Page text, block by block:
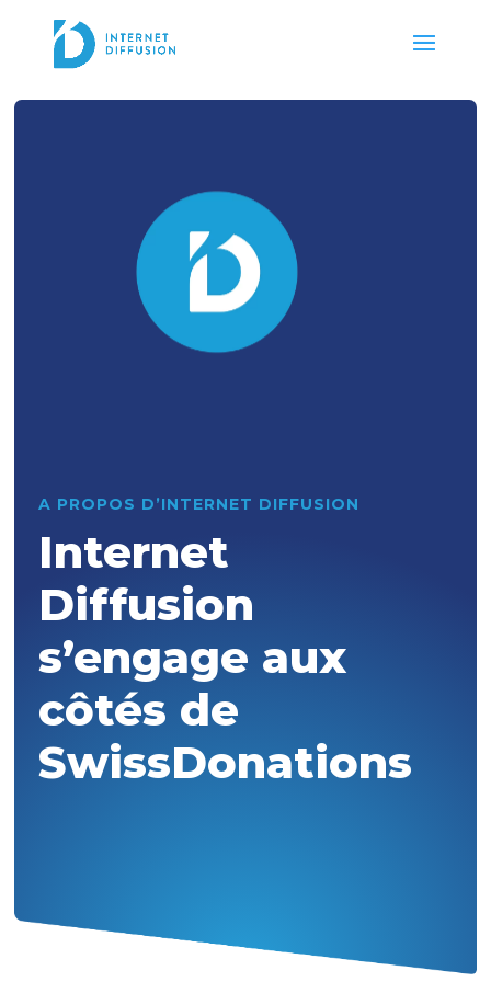
A PROPOS D’INTERNET DIFFUSION
Internet
Diffusion
s’engage aux
côtés de
SwissDonations